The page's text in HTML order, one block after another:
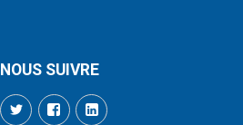
NOUS SUIVRE
TwitterFacebookLinkedIn